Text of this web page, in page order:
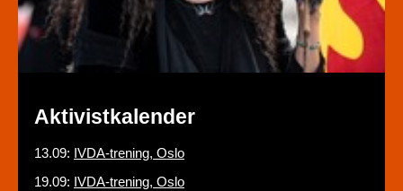
Aktivistkalender
13.09: IVDA-trening, Oslo
19.09: IVDA-trening, Oslo